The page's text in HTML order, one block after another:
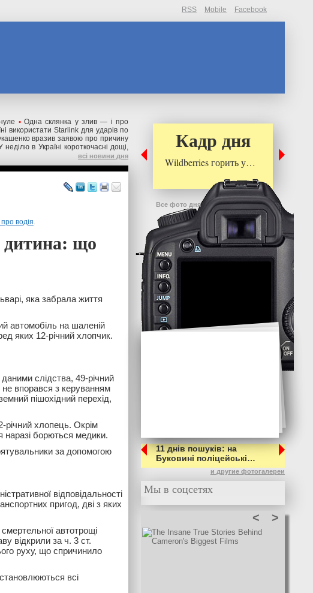
RSS Mobile Facebook
• Одна склянка у злив — і про
використати Starlink для ударів по
вразив заявою про причину
неділю в Україні короткочасні дощі,
всі новини дня
водія.
що
яка забрала життя
автомобіль на шаленій
яких 12-річний хлопчик.
слідства, 49-річний
впорався з керуванням
пішохідний перехід,
річний хлопець. Окрім
наразі борються медики.
за допомогою
відповідальності
пригод, дві з яких
автотрощі
відкрили за ч. 3 ст.
руху, що спричинило
всі
Кадр дня
Wildberries горить у…
Все фото дня
11 днів пошуків: на
Буковині поліцейські…
и другие фотогалереи
Мы в соцсетях
>
<